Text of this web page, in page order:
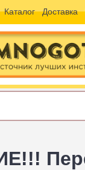
Каталог Доставка